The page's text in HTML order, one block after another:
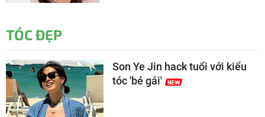
TÓC ĐẸP
Son Ye Jin hack tuổi với kiểu
tóc 'bé gái'